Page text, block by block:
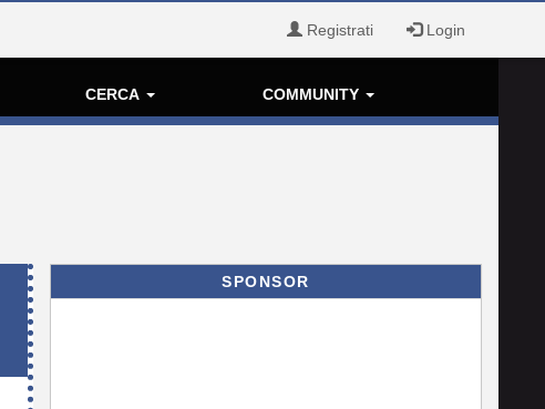
Registrati Login
CERCA COMMUNITY
SPONSOR